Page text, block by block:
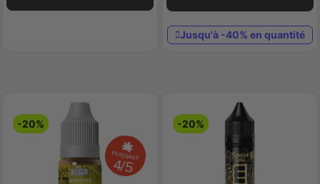
Jusqu'à -40% en quantité
PUISSANT
4/5
-20% -20%